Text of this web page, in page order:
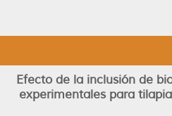
Efecto de la inclusión de
experimentales para